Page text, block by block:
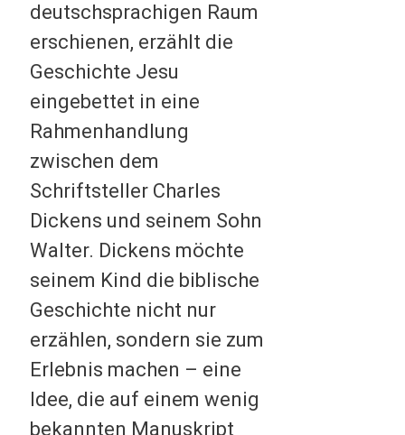
deutschsprachigen Raum
erschienen, erzählt die
Geschichte Jesu
eingebettet in eine
Rahmenhandlung
zwischen dem
Schriftsteller Charles
Dickens und seinem Sohn
Walter. Dickens möchte
seinem Kind die biblische
Geschichte nicht nur
erzählen, sondern sie zum
Erlebnis machen – eine
Idee, die auf einem wenig
bekannten Manuskript